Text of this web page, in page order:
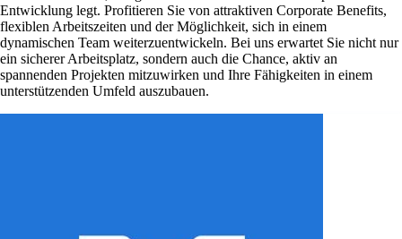
Entwicklung legt. Profitieren Sie von attraktiven Corporate Benefits,
flexiblen Arbeitszeiten und der Möglichkeit, sich in einem
dynamischen Team weiterzuentwickeln. Bei uns erwartet Sie nicht nur
ein sicherer Arbeitsplatz, sondern auch die Chance, aktiv an
spannenden Projekten mitzuwirken und Ihre Fähigkeiten in einem
unterstützenden Umfeld auszubauen.